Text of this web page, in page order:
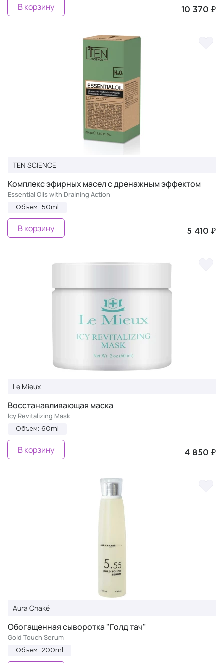
10 370 ₽
В корзину
TEN SCIENCE
Комплекс эфирных масел с дренажным эффектом
Essential Oils with Draining Action
Объем: 50ml
5 410 ₽
В корзину
Le Mieux
Восстанавливающая маска
Icy Revitalizing Mask
Объем: 60ml
4 850 ₽
В корзину
Aura Chaké
Обогащенная сыворотка "Голд тач"
Gold Touch Serum
Объем: 200ml